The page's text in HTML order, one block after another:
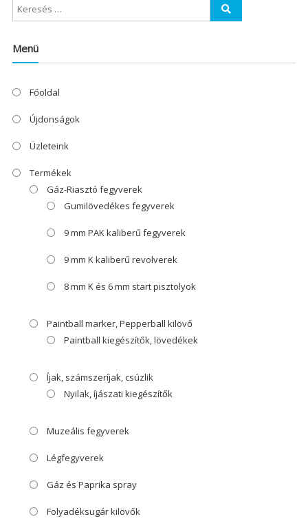
Menü
Főoldal
Újdonságok
Üzleteink
Termékek
Gáz-Riasztó fegyverek
Gumilövedékes fegyverek
9 mm PAK kaliberű fegyverek
9 mm K kaliberű revolverek
8 mm K és 6 mm start pisztolyok
Paintball marker, Pepperball kilövő
Paintball kiegészítők, lövedékek
Íjak, számszeríjak, csúzlik
Nyilak, íjászati kiegészítők
Muzeális fegyverek
Légfegyverek
Gáz és Paprika spray
Folyadéksugár kilövők